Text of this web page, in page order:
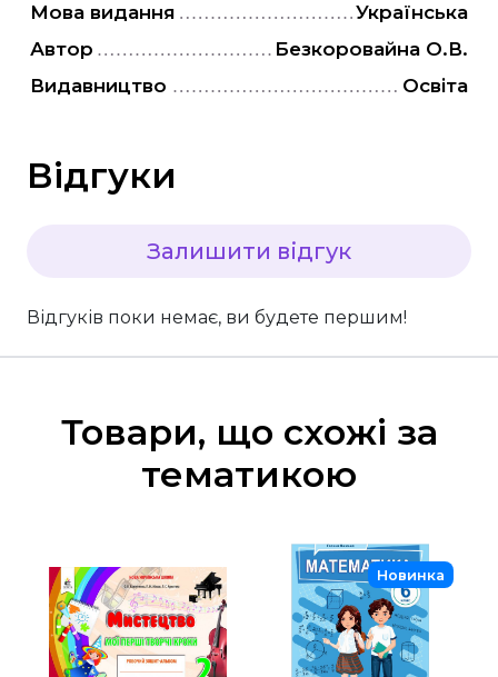
Мова видання
Українська
Автор
Безкоровайна О.В.
Видавництво
Освіта
Відгуки
Залишити відгук
Відгуків поки немає, ви будете першим!
Товари, що схожі за
тематикою
Новинка